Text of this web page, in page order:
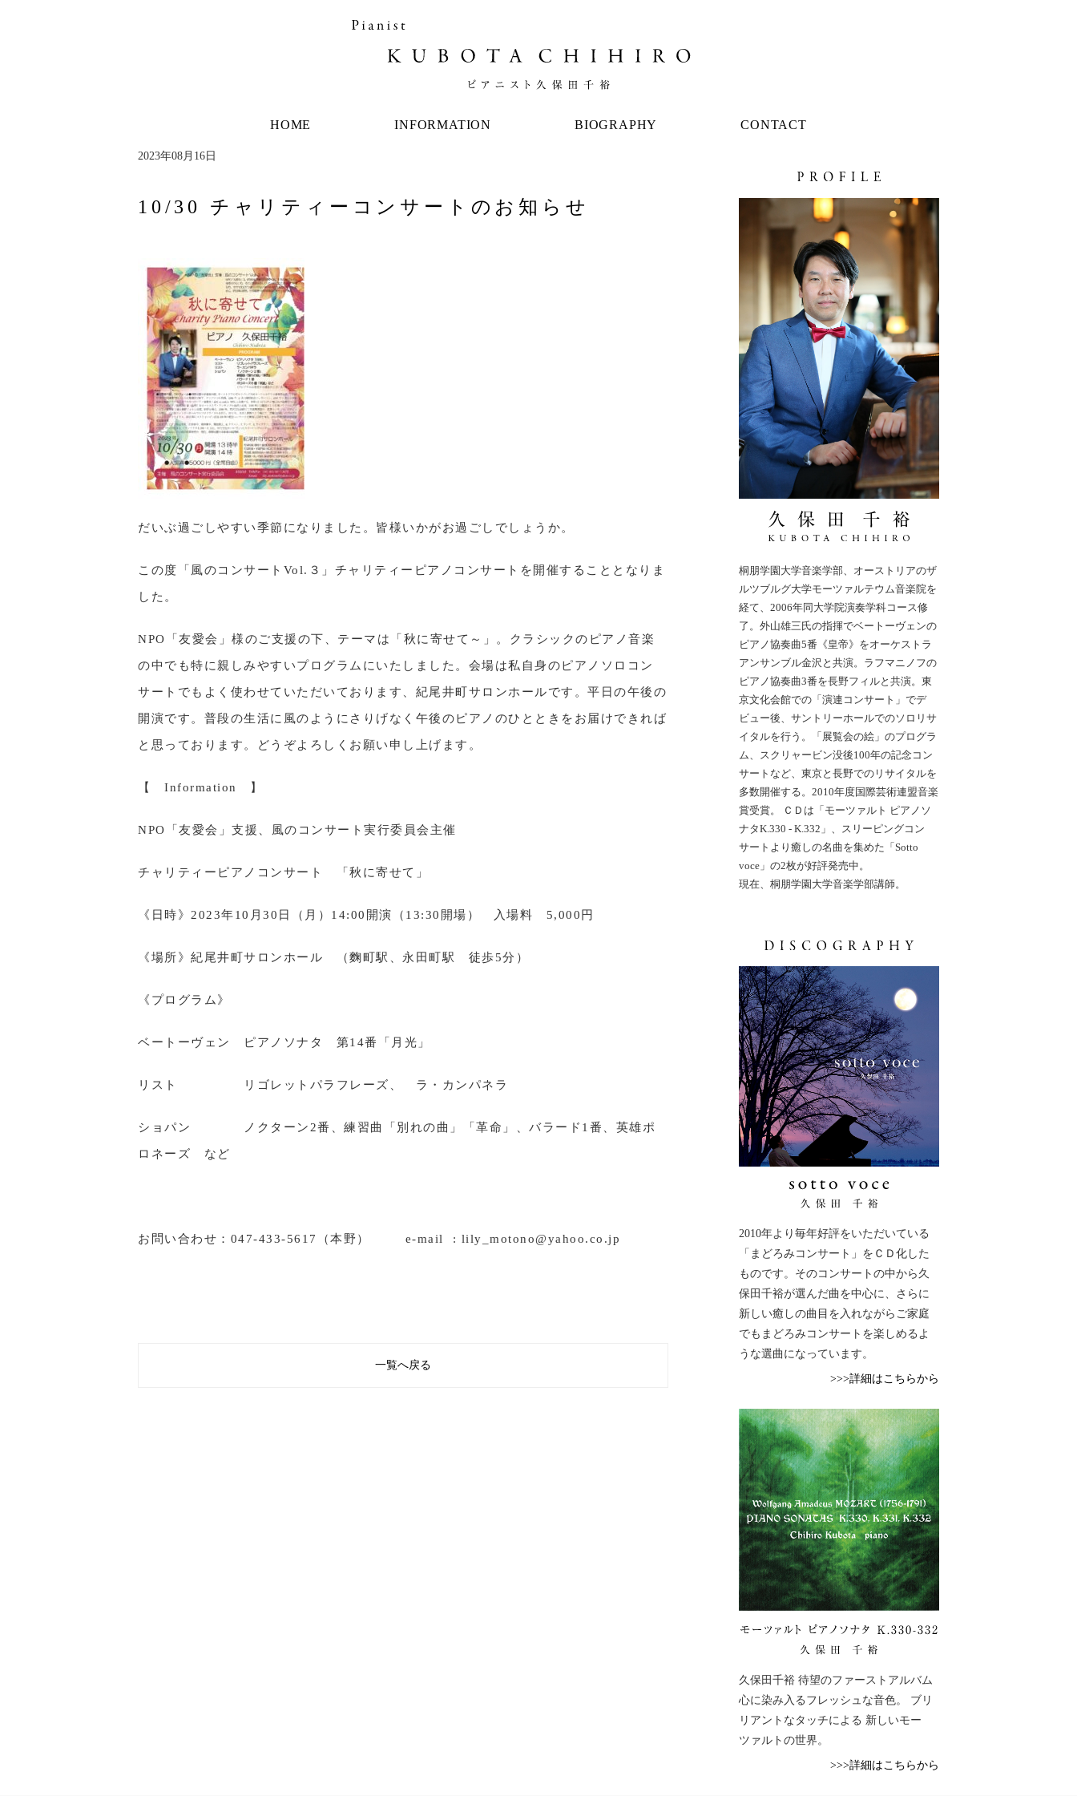
HOME INFORMATION BIOGRAPHY CONTACT
2023年08月16日
10/30 チャリティーコンサートのお知らせ
だいぶ過ごしやすい季節になりました。皆様いかがお過ごしでしょうか。
この度「風のコンサートVol.３」チャリティーピアノコンサートを開催することとなりま
した。
NPO「友愛会」様のご支援の下、テーマは「秋に寄せて～」。クラシックのピアノ音楽
の中でも特に親しみやすいプログラムにいたしました。会場は私自身のピアノソロコン
サートでもよく使わせていただいております、紀尾井町サロンホールです。平日の午後の
開演です。普段の生活に風のようにさりげなく午後のピアノのひとときをお届けできれば
と思っております。どうぞよろしくお願い申し上げます。
【 Information 】
NPO「友愛会」支援、風のコンサート実行委員会主催
チャリティーピアノコンサート 「秋に寄せて」
《日時》2023年10月30日（月）14:00開演（13:30開場） 入場料 5,000円
《場所》紀尾井町サロンホール （麴町駅、永田町駅 徒歩5分）
《プログラム》
ベートーヴェン ピアノソナタ 第14番「月光」
リスト リゴレットパラフレーズ、 ラ・カンパネラ
ショパン ノクターン2番、練習曲「別れの曲」「革命」、バラード1番、英雄ポ
ロネーズ など
お問い合わせ：047-433-5617（本野） e-mail : lily_motono@yahoo.co.jp
一覧へ戻る
桐朋学園大学音楽学部、オーストリアのザ
ルツブルグ大学モーツァルテウム音楽院を
経て、2006年同大学院演奏学科コース修
了。外山雄三氏の指揮でベートーヴェンの
ピアノ協奏曲5番《皇帝》をオーケストラ
アンサンブル金沢と共演。ラフマニノフの
ピアノ協奏曲3番を長野フィルと共演。東
京文化会館での「演連コンサート」でデ
ビュー後、サントリーホールでのソロリサ
イタルを行う。「展覧会の絵」のプログラ
ム、スクリャービン没後100年の記念コン
サートなど、東京と長野でのリサイタルを
多数開催する。2010年度国際芸術連盟音楽
賞受賞。 ＣＤは「モーツァルト ピアノソ
ナタK.330 - K.332」、スリーピングコン
サートより癒しの名曲を集めた「Sotto
voce」の2枚が好評発売中。
現在、桐朋学園大学音楽学部講師。
2010年より毎年好評をいただいている
「まどろみコンサート」をＣＤ化した
ものです。そのコンサートの中から久
保田千裕が選んだ曲を中心に、さらに
新しい癒しの曲目を入れながらご家庭
でもまどろみコンサートを楽しめるよ
うな選曲になっています。
>>>詳細はこちらから
久保田千裕 待望のファーストアルバム
心に染み入るフレッシュな音色。 ブリ
リアントなタッチによる 新しいモー
ツァルトの世界。
>>>詳細はこちらから